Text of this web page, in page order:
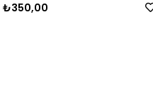
₺350,00